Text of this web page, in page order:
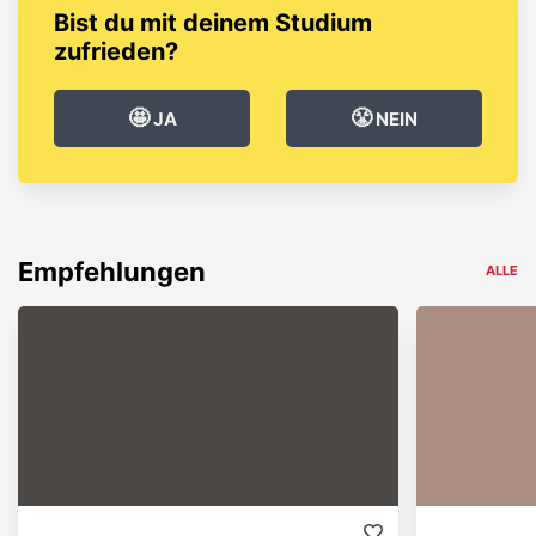
Bist du mit deinem Studium
zufrieden?
🤩JA 😤NEIN
Empfehlungen ALLE